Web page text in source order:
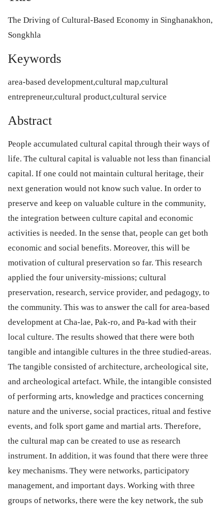
The Driving of Cultural-Based Economy in Singhanakhon,
Songkhla
Keywords
area-based development,cultural map,cultural
entrepreneur,cultural product,cultural service
Abstract
People accumulated cultural capital through their ways of
life. The cultural capital is valuable not less than financial
capital. If one could not maintain cultural heritage, their
next generation would not know such value. In order to
preserve and keep on valuable culture in the community,
the integration between culture capital and economic
activities is needed. In the sense that, people can get both
economic and social benefits. Moreover, this will be
motivation of cultural preservation so far. This research
applied the four university-missions; cultural
preservation, research, service provider, and pedagogy, to
the community. This was to answer the call for area-based
development at Cha-lae, Pak-ro, and Pa-kad with their
local culture. The results showed that there were both
tangible and intangible cultures in the three studied-areas.
The tangible consisted of architecture, archeological site,
and archeological artefact. While, the intangible consisted
of performing arts, knowledge and practices concerning
nature and the universe, social practices, ritual and festive
events, and folk sport game and martial arts. Therefore,
the cultural map can be created to use as research
instrument. In addition, it was found that there were three
key mechanisms. They were networks, participatory
management, and important days. Working with three
groups of networks, there were the key network, the sub